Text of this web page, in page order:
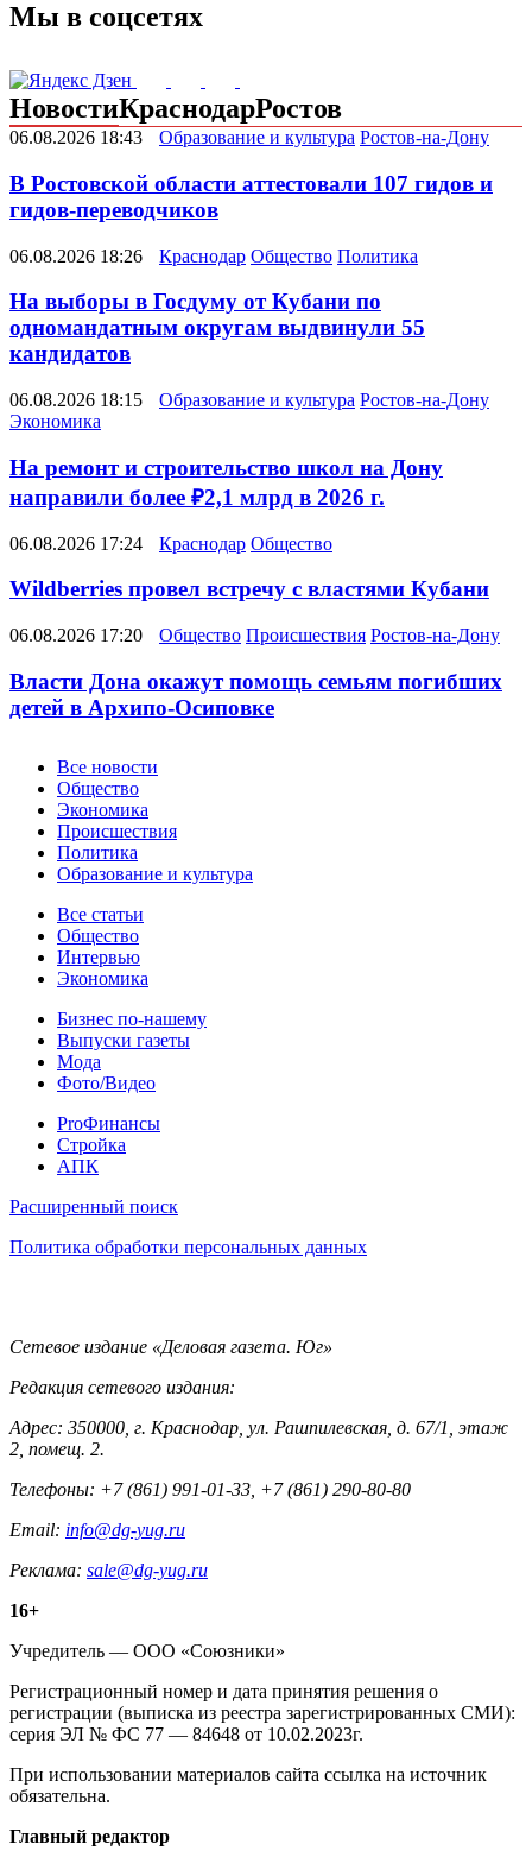
Мы в соцсетях
НовостиКраснодарРостов
06.08.2026 18:43 Образование и культура Ростов-на-Дону
В Ростовской области аттестовали 107 гидов и
гидов-переводчиков
06.08.2026 18:26 Краснодар Общество Политика
На выборы в Госдуму от Кубани по
одномандатным округам выдвинули 55
кандидатов
06.08.2026 18:15 Образование и культура Ростов-на-Дону
Экономика
На ремонт и строительство школ на Дону
направили более ₽2,1 млрд в 2026 г.
06.08.2026 17:24 Краснодар Общество
Wildberries провел встречу с властями Кубани
06.08.2026 17:20 Общество Происшествия Ростов-на-Дону
Власти Дона окажут помощь семьям погибших
детей в Архипо-Осиповке
Новости
Все новости
Общество
Экономика
Происшествия
Политика
Образование и культура
Статьи
Все статьи
Общество
Интервью
Экономика
Разное
Бизнес по-нашему
Выпуски газеты
Мода
Фото/Видео
Pro
ProФинансы
Стройка
АПК
Информация
Расширенный поиск
Политика обработки персональных данных
Контакты
Сетевое издание «Деловая газета. Юг»
Редакция сетевого издания:
Адрес: 350000, г. Краснодар, ул. Рашпилевская, д. 67/1, этаж
2, помещ. 2.
Телефоны: +7 (861) 991-01-33, +7 (861) 290-80-80
Email: info@dg-yug.ru
Реклама: sale@dg-yug.ru
Информация
о
издании
16+
Учредитель — ООО «Союзники»
Регистрационный номер и дата принятия решения о
регистрации (выписка из реестра зарегистрированных СМИ):
серия ЭЛ № ФС 77 — 84648 от 10.02.2023г.
При использовании материалов сайта ссылка на источник
обязательна.
Редакция
Главный редактор